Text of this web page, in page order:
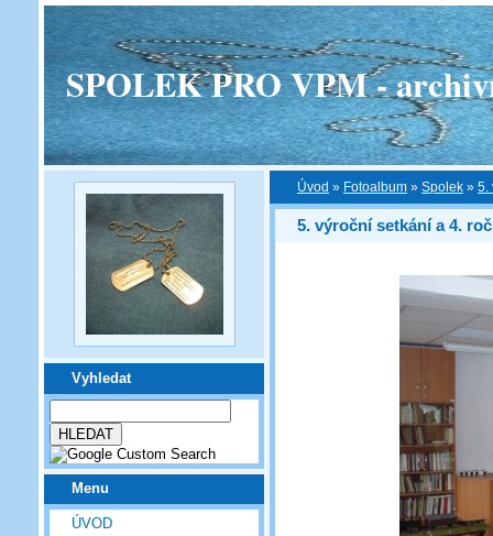
SPOLEK PRO VPM -
Vyhledat
Menu
ÚVOD
Úvod » Fotoalbum » Spolek » 5.
5. výroční setkání a 4.